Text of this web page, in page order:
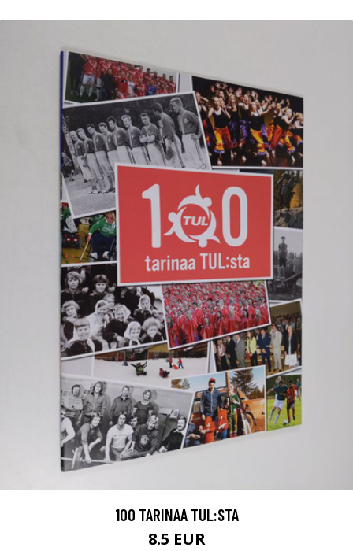
100 TARINAA TUL:STA
8.5 EUR